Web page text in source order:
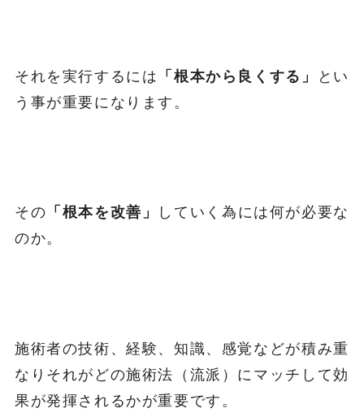
それを実行するには 「根本から良くする」
とい
う事が重要になります。
その 「根本を改善」
していく為には何が必要な
のか。
施術者の技術、経験、知識、感覚などが積み重
なりそれがどの施術法（流派）にマッチして効
果が発揮されるかが重要です。